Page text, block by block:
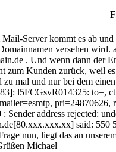
Mail-Server kommt es ab
versehen
. Und wenn dann der
zum Kunden zurück, weil
zu mal und nur bei dem
l5FCGsvR014325: to=,
Sender address rejected:
said:
nun, liegt das an
Michael